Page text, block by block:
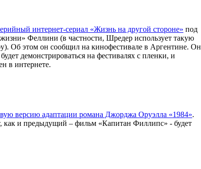
интернет-сериал «Жизнь на другой стороне» под
Феллини (в частности, Шредер использует такую
Об этом он сообщил на кинофестивале в Аргентине. Он
демонстрироваться на фестивалях с пленки, и
в интернете.
версию адаптации романа Джорджа Оруэлла «1984».
как и предыдущий – фильм «Капитан Филлипс» - будет